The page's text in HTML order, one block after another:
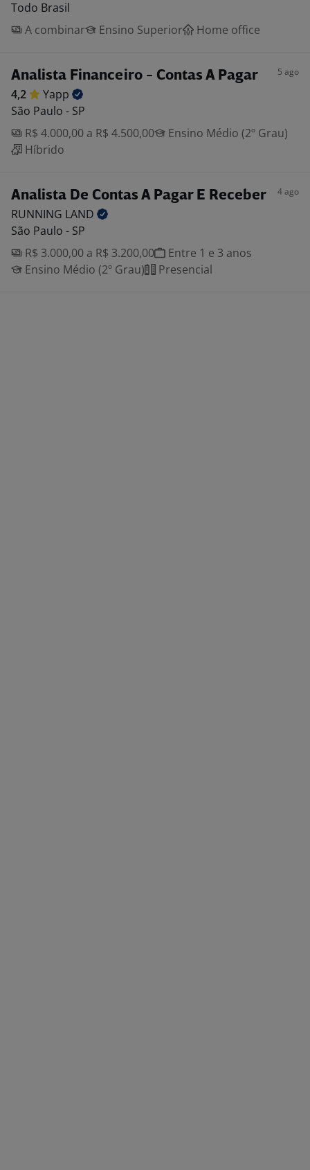
Todo Brasil
A combinar
Ensino Superior Home office
Analista Financeiro - Contas A Pagar 5 ago
4,2
Yapp
São Paulo - SP
R$ 4.000,00 a R$ 4.500,00
Ensino Médio (2º Grau)
Híbrido
Analista De Contas A Pagar E Receber 4 ago
RUNNING LAND
São Paulo - SP
R$ 3.000,00 a R$ 3.200,00
Entre 1 e 3 anos
Ensino Médio (2º Grau)
Presencial